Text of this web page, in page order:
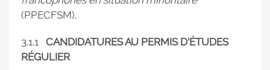
(PPECFSM).
3.1.1 CANDIDATURES AU PERMIS D’ÉTUDES
RÉGULIER